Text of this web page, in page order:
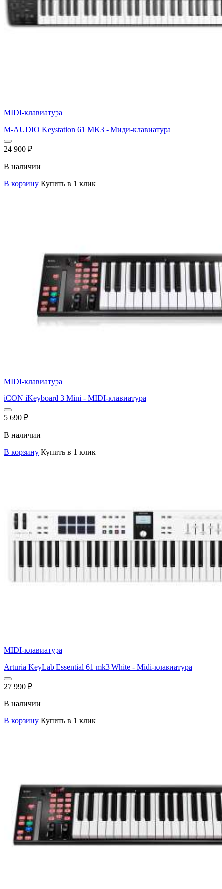
MIDI-клавиатура
M-AUDIO Keystation 61 MK3 - Миди-клавиатура
24 900 ₽
В наличии
В корзину Купить в 1 клик
MIDI-клавиатура
iCON iKeyboard 3 Mini - MIDI-клавиатура
5 690 ₽
В наличии
В корзину Купить в 1 клик
MIDI-клавиатура
Arturia KeyLab Essential 61 mk3 White - Midi-клавиатура
27 990 ₽
В наличии
В корзину Купить в 1 клик